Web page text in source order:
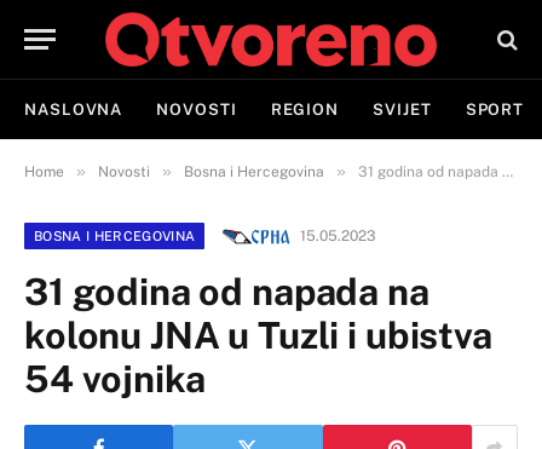
NASLOVNA NOVOSTI REGION SVIJET SPORT
Home » Novosti » Bosna i Hercegovina » 31 godina od napada na kolonu JNA u Tuzli i ubistva 54 vojnika
BOSNA I HERCEGOVINA 15.05.2023
31 godina od napada na
kolonu JNA u Tuzli i ubistva
54 vojnika